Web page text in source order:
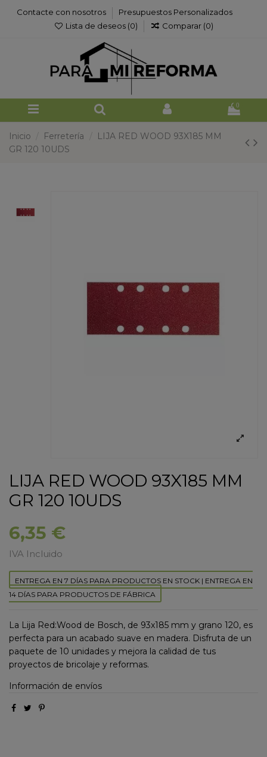
Contacte con nosotros
Presupuestos Personalizados
Lista de deseos (0) Comparar (0)
0
Inicio Ferretería
LIJA RED WOOD 93X185 MM
GR 120 10UDS
LIJA RED WOOD 93X185 MM
GR 120 10UDS
6,35 €
IVA Incluido
ENTREGA EN 7 DÍAS PARA PRODUCTOS EN STOCK | ENTREGA EN
14 DÍAS PARA PRODUCTOS DE FÁBRICA
La Lija Red:Wood de Bosch, de 93x185 mm y grano 120, es
perfecta para un acabado suave en madera. Disfruta de un
paquete de 10 unidades y mejora la calidad de tus
proyectos de bricolaje y reformas.
Información de envíos